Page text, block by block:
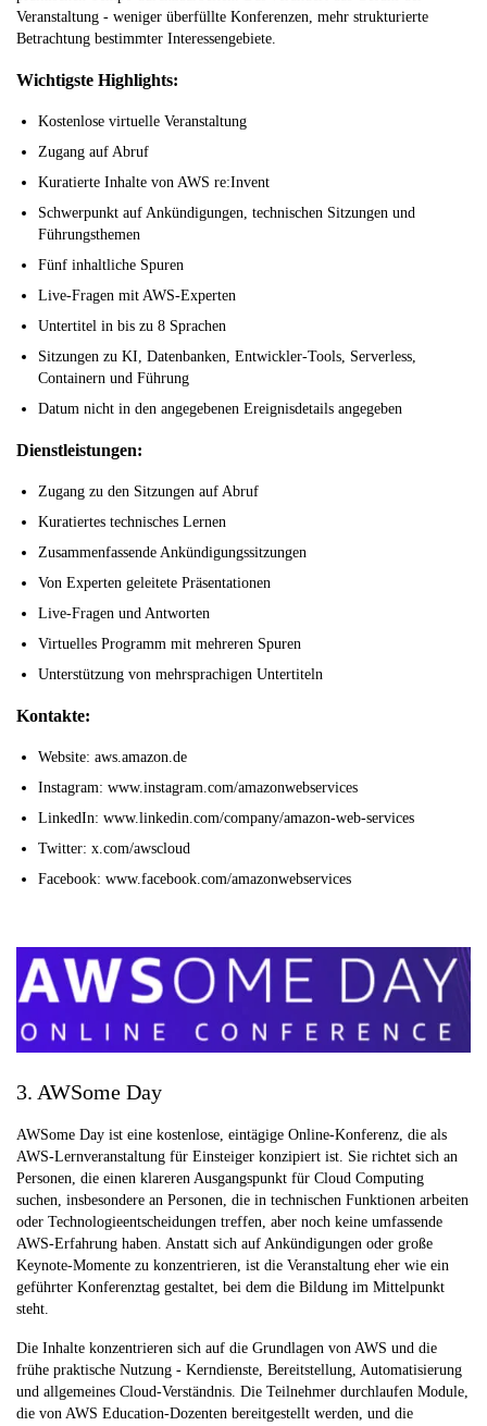
Veranstaltung - weniger überfüllte Konferenzen, mehr strukturierte
Betrachtung bestimmter Interessengebiete.
Wichtigste Highlights:
Kostenlose virtuelle Veranstaltung
Zugang auf Abruf
Kuratierte Inhalte von AWS re:Invent
Schwerpunkt auf Ankündigungen, technischen Sitzungen und
Führungsthemen
Fünf inhaltliche Spuren
Live-Fragen mit AWS-Experten
Untertitel in bis zu 8 Sprachen
Sitzungen zu KI, Datenbanken, Entwickler-Tools, Serverless,
Containern und Führung
Datum nicht in den angegebenen Ereignisdetails angegeben
Dienstleistungen:
Zugang zu den Sitzungen auf Abruf
Kuratiertes technisches Lernen
Zusammenfassende Ankündigungssitzungen
Von Experten geleitete Präsentationen
Live-Fragen und Antworten
Virtuelles Programm mit mehreren Spuren
Unterstützung von mehrsprachigen Untertiteln
Kontakte:
Website: aws.amazon.de
Instagram: www.instagram.com/amazonwebservices
LinkedIn: www.linkedin.com/company/amazon-web-services
Twitter: x.com/awscloud
Facebook: www.facebook.com/amazonwebservices
3. AWSome Day
AWSome Day ist eine kostenlose, eintägige Online-Konferenz, die als
AWS-Lernveranstaltung für Einsteiger konzipiert ist. Sie richtet sich an
Personen, die einen klareren Ausgangspunkt für Cloud Computing
suchen, insbesondere an Personen, die in technischen Funktionen arbeiten
oder Technologieentscheidungen treffen, aber noch keine umfassende
AWS-Erfahrung haben. Anstatt sich auf Ankündigungen oder große
Keynote-Momente zu konzentrieren, ist die Veranstaltung eher wie ein
geführter Konferenztag gestaltet, bei dem die Bildung im Mittelpunkt
steht.
Die Inhalte konzentrieren sich auf die Grundlagen von AWS und die
frühe praktische Nutzung - Kerndienste, Bereitstellung, Automatisierung
und allgemeines Cloud-Verständnis. Die Teilnehmer durchlaufen Module,
die von AWS Education-Dozenten bereitgestellt werden, und die